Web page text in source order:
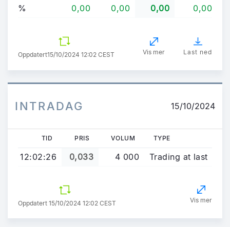
%
0,00 0,00 0,00 0,00
Oppdatert15/10/2024 12:02 CEST Vis mer Last ned
INTRADAG 15/10/2024
TID PRIS VOLUM TYPE
12:02:26 0,033 4 000 Trading at last
Oppdatert 15/10/2024 12:02 CEST Vis mer